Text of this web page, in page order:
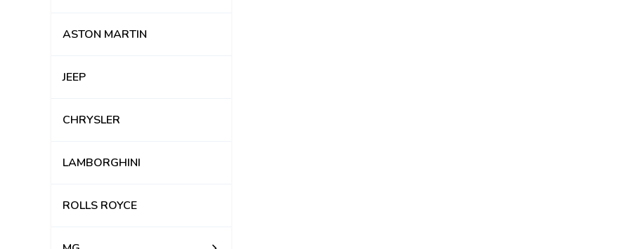
ASTON MARTIN
JEEP
CHRYSLER
LAMBORGHINI
ROLLS ROYCE